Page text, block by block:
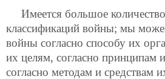
Имеется большое
классификаций войны; мы
войны согласно способу их
их целям, согласно принципам
согласно методам и средствам